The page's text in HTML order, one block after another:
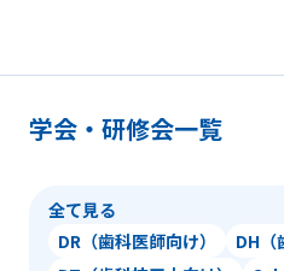
学会・研修会一覧
全て見る
DR（歯科医師向け）
DH（